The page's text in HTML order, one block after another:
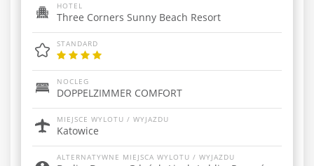
HOTEL
Three Corners Sunny Beach Resort
STANDARD
NOCLEG
DOPPELZIMMER COMFORT
MIEJSCE WYLOTU / WYJAZDU
Katowice
ALTERNATYWNE MIEJSCA WYLOTU / WYJAZDU